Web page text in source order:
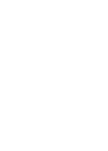
Weicher,
durch einen